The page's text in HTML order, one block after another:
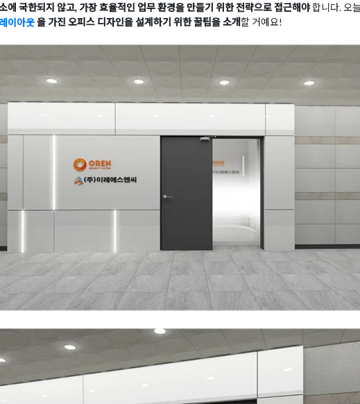
에 국한되지 않고, 가장 효율적인 업무 환경을 만들기 위한 전략으로 접근해야합니다. 오
이아웃을 가진 오피스 디자인을 설계하기 위한 꿀팁을 소개할 거예요!